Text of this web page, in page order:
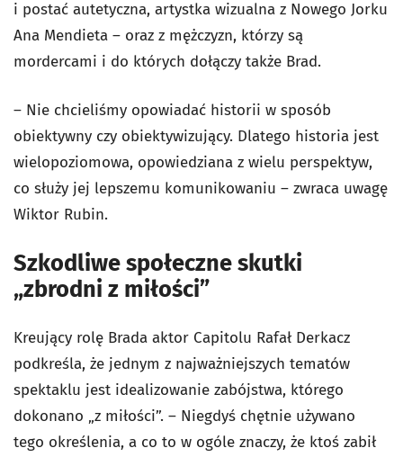
i postać autetyczna, artystka wizualna z Nowego Jorku
Ana Mendieta – oraz z mężczyzn, którzy są
mordercami i do których dołączy także Brad.
– Nie chcieliśmy opowiadać historii w sposób
obiektywny czy obiektywizujący. Dlatego historia jest
wielopoziomowa, opowiedziana z wielu perspektyw,
co służy jej lepszemu komunikowaniu – zwraca uwagę
Wiktor Rubin.
Szkodliwe społeczne skutki
„zbrodni z miłości”
Kreujący rolę Brada aktor Capitolu Rafał Derkacz
podkreśla, że jednym z najważniejszych tematów
spektaklu jest idealizowanie zabójstwa, którego
dokonano „z miłości”. – Niegdyś chętnie używano
tego określenia, a co to w ogóle znaczy, że ktoś zabił